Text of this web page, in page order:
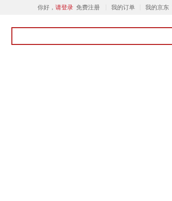
你好， 请登录 免费注册 我的订单 我的京东